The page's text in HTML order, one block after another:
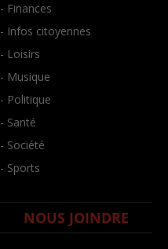
- Finances
- Infos citoyennes
- Loisirs
- Musique
- Politique
- Santé
- Société
- Sports
NOUS JOINDRE